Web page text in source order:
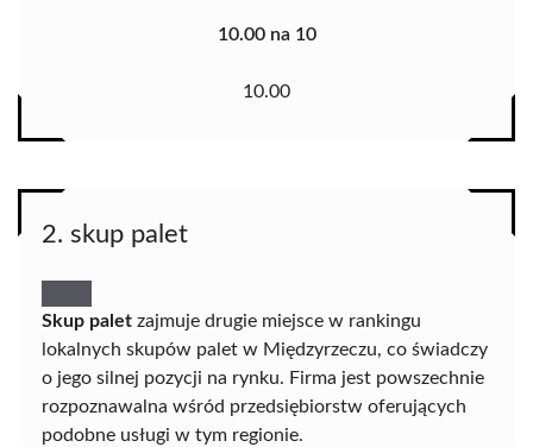
10.00 na 10
10.00
2. skup palet
Skup palet zajmuje drugie miejsce w rankingu
lokalnych skupów palet w Międzyrzeczu, co świadczy
o jego silnej pozycji na rynku. Firma jest powszechnie
rozpoznawalna wśród przedsiębiorstw oferujących
podobne usługi w tym regionie.